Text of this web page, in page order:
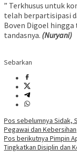
” Terkhusus untuk
telah berpartisipasi
Boven Digoel
tandasnya. (Nuryani)
Sebarkan
Navigasi
pos
Pos sebelumnya Sidak,
Pegawai dan Kebersihan
Pos berikutnya Pimpin
Tingkatkan Disiplin dan